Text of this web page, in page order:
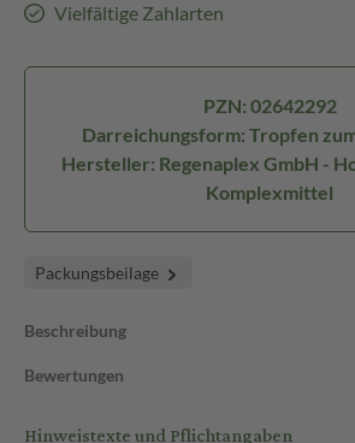
Vielfältige Zahlarten
PZN: 02642292
Darreichungsform: Tropfen
Hersteller: Regenaplex GmbH -
Komplexmittel
Packungsbeilage
Beschreibung
Bewertungen